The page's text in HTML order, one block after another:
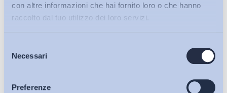
con altre informazioni che hai fornito loro o che hanno
raccolto dal tuo utilizzo dei loro servizi.
delNecessari
Preferenze
Bollettini ADAPT
Articoli